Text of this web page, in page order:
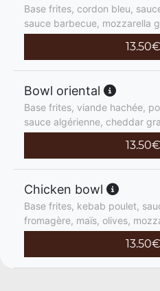
Base frites, cordon bleu,
sauce barbecue, mozzarella
13.50€
Bowl oriental
Base frites, viande hachée,
sauce algérienne, cheddar
13.50€
Chicken bowl
Base frites, kebab poulet,
fromagère, maïs, olives,
13.50€